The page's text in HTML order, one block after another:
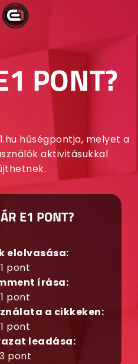
PONT?
hűségpontja, melyet a
aktivitásukkal
E1 PONT?
elolvasása:
1 pont
írása:
1 pont
a cikkeken:
1 pont
leadása:
3 pont